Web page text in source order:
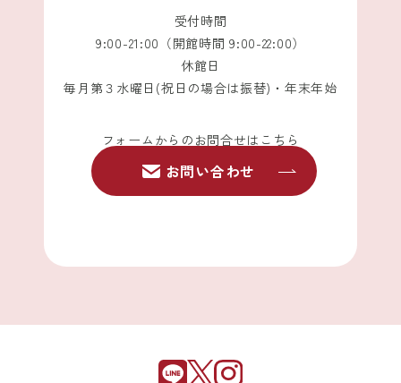
受付時間
9:00-21:00（開館時間 9:00-22:00）
休館日
毎月第３水曜日(祝日の場合は振替)・年末年始
フォームからのお問合せはこちら
お問い合わせ